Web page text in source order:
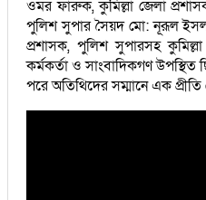
ওমর ফারুক, কুমিল্লা জেলা
পুলিশ সুপার সৈয়দ মো: নূরূল
প্রশাসক, পুলিশ সুপারসহ
কর্মকর্তা ও সাংবাদিকগণ উপস্থিত
পরে অতিথিদের সম্মানে এক